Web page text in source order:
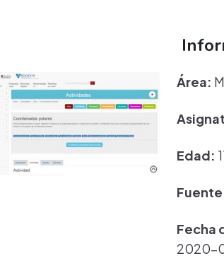
Área:
Edad:
Fecha
2020-